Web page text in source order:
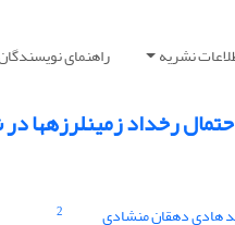
نشریه راهنمای
رخداد زمین‏لرزه‏ها
هادی دهقان منشادی
2